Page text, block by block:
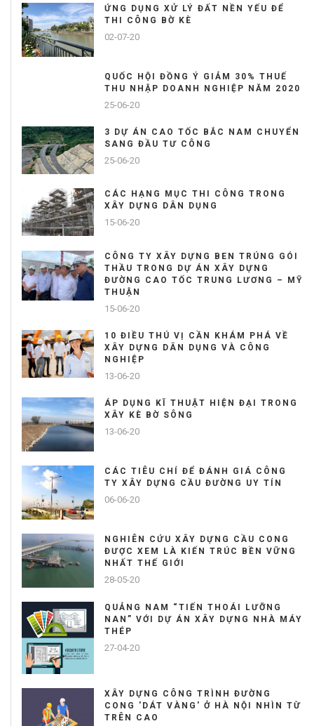
ỨNG DỤNG XỬ LÝ ĐẤT NỀN YẾU ĐỂ
THI CÔNG BỜ KÈ
02-07-20
QUỐC HỘI ĐỒNG Ý GIẢM 30% THUẾ
THU NHẬP DOANH NGHIỆP NĂM 2020
25-06-20
3 DỰ ÁN CAO TỐC BẮC NAM CHUYỂN
SANG ĐẦU TƯ CÔNG
25-06-20
CÁC HẠNG MỤC THI CÔNG TRONG
XÂY DỰNG DÂN DỤNG
15-06-20
CÔNG TY XÂY DỰNG BEN TRÚNG GÓI
THẦU TRONG DỰ ÁN XÂY DỰNG
ĐƯỜNG CAO TỐC TRUNG LƯƠNG – MỸ
THUẬN
15-06-20
10 ĐIỀU THÚ VỊ CẦN KHÁM PHÁ VỀ
XÂY DỰNG DÂN DỤNG VÀ CÔNG
NGHIỆP
13-06-20
ÁP DỤNG KĨ THUẬT HIỆN ĐẠI TRONG
XÂY KÈ BỜ SÔNG
13-06-20
CÁC TIÊU CHÍ ĐỂ ĐÁNH GIÁ CÔNG
TY XÂY DỰNG CẦU ĐƯỜNG UY TÍN
06-06-20
NGHIÊN CỨU XÂY DỰNG CẦU CONG
ĐƯỢC XEM LÀ KIẾN TRÚC BỀN VỮNG
NHẤT THẾ GIỚI
28-05-20
QUẢNG NAM “TIẾN THOÁI LƯỠNG
NAN” VỚI DỰ ÁN XÂY DỰNG NHÀ MÁY
THÉP
27-04-20
XÂY DỰNG CÔNG TRÌNH ĐƯỜNG
CONG 'DÁT VÀNG' Ở HÀ NỘI NHÌN TỪ
TRÊN CAO